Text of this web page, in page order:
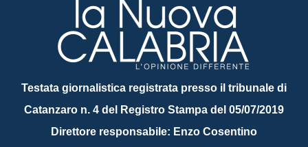
Testata giornalistica registrata presso il tribunale di
Catanzaro n. 4 del Registro Stampa del 05/07/2019
Direttore responsabile: Enzo Cosentino